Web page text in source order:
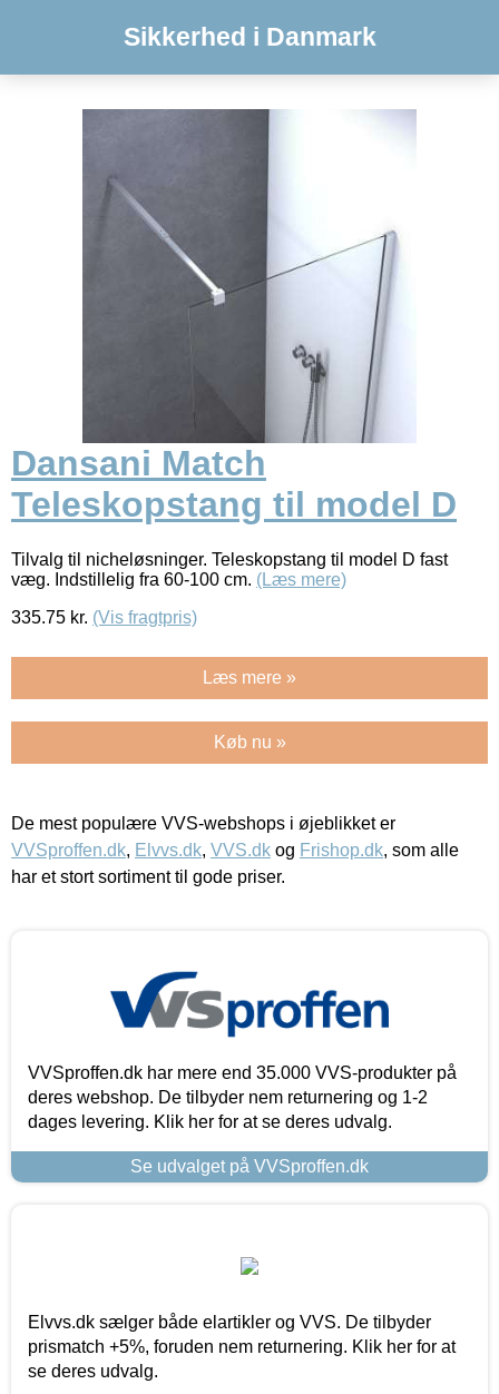
Sikkerhed i Danmark
Dansani Match
Teleskopstang til model D
Tilvalg til nicheløsninger. Teleskopstang til model D fast
væg. Indstillelig fra 60-100 cm. (Læs mere)
335.75 kr. (Vis fragtpris)
Læs mere »
Køb nu »
De mest populære VVS-webshops i øjeblikket er
VVSproffen.dk, Elvvs.dk, VVS.dk og Frishop.dk, som alle
har et stort sortiment til gode priser.
VVSproffen.dk har mere end 35.000 VVS-produkter på
deres webshop. De tilbyder nem returnering og 1-2
dages levering. Klik her for at se deres udvalg.
Se udvalget på VVSproffen.dk
Elvvs.dk sælger både elartikler og VVS. De tilbyder
prismatch +5%, foruden nem returnering. Klik her for at
se deres udvalg.